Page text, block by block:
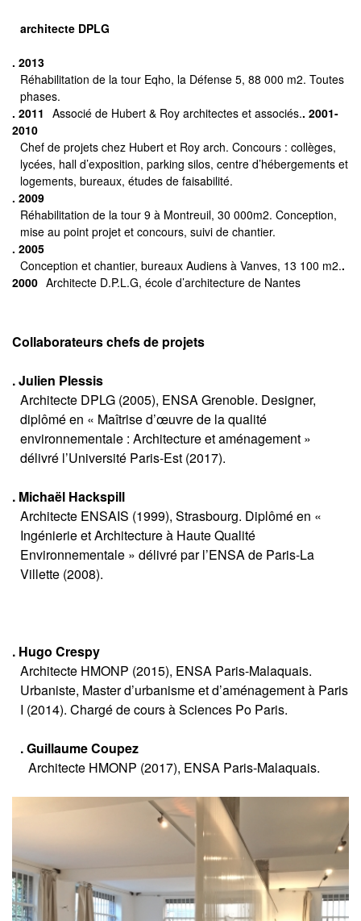
architecte DPLG
. 2013
Réhabilitation de la tour Eqho, la Défense 5, 88 000 m2. Toutes
phases.
. 2011 Associé de Hubert & Roy architectes et associés.. 2001-
2010
Chef de projets chez Hubert et Roy arch. Concours : collèges,
lycées, hall d’exposition, parking silos, centre d’hébergements et
logements, bureaux, études de faisabilité.
. 2009
Réhabilitation de la tour 9 à Montreuil, 30 000m2. Conception,
mise au point projet et concours, suivi de chantier.
. 2005
Conception et chantier, bureaux Audiens à Vanves, 13 100 m2..
2000 Architecte D.P.L.G, école d’architecture de Nantes
Collaborateurs chefs de projets
. Julien Plessis
Architecte DPLG (2005), ENSA Grenoble. Designer,
diplômé en « Maîtrise d’œuvre de la qualité
environnementale : Architecture et aménagement »
délivré l’Université Paris-Est (2017).
. Michaël Hackspill
Architecte ENSAIS (1999), Strasbourg. Diplômé en «
Ingénierie et Architecture à Haute Qualité
Environnementale » délivré par l’ENSA de Paris-La
Villette (2008).
. Hugo Crespy
Architecte HMONP (2015), ENSA Paris-Malaquais.
Urbaniste, Master d’urbanisme et d’aménagement à Paris
I (2014). Chargé de cours à Sciences Po Paris.
. Guillaume Coupez
Architecte HMONP (2017), ENSA Paris-Malaquais.